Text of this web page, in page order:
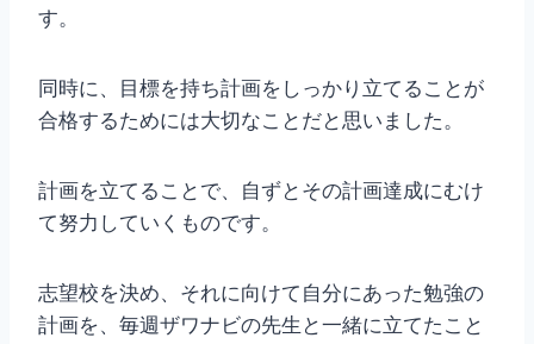
す。
同時に、目標を持ち計画をしっかり立てることが
合格するためには大切なことだと思いました。
計画を立てることで、自ずとその計画達成にむけ
て努力していくものです。
志望校を決め、それに向けて自分にあった勉強の
計画を、毎週ザワナビの先生と一緒に立てたこと